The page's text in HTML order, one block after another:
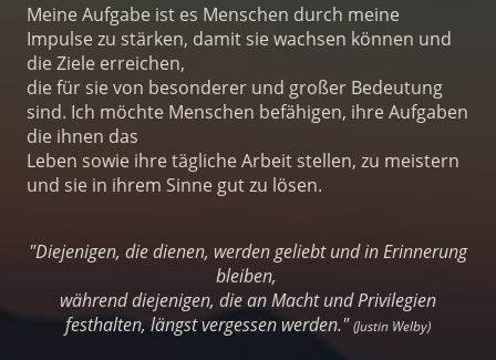
Meine Aufgabe ist es Menschen durch meine
Impulse zu stärken, damit sie wachsen können und
die Ziele erreichen,
die für sie von besonderer und großer Bedeutung
sind. Ich möchte Menschen befähigen, ihre Aufgaben
die ihnen das
Leben sowie ihre tägliche Arbeit stellen, zu meistern
und sie in ihrem Sinne gut zu lösen.
"Diejenigen, die dienen, werden geliebt und in Erinnerung
bleiben,
während diejenigen, die an Macht und Privilegien
festhalten, längst vergessen werden."(Justin Welby)